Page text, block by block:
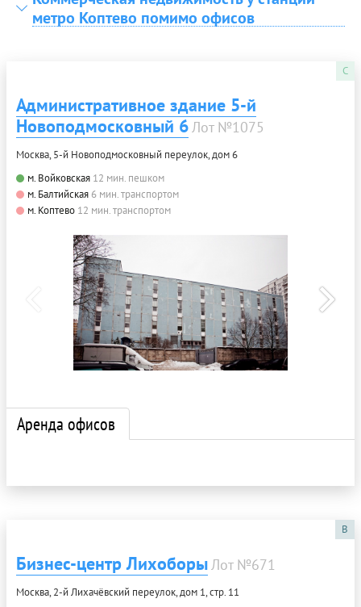
метро Коптево помимо офисов
C
Административное здание 5-й
Новоподмосковный 6Лот №1075
Москва, 5-й Новоподмосковный переулок, дом 6
м. Войковская 12 мин. пешком
м. Балтийская 6 мин. транспортом
м. Коптево 12 мин. транспортом
Аренда офисов
B
Бизнес-центр ЛихоборыЛот №671
Москва, 2-й Лихачёвский переулок, дом 1, стр. 11